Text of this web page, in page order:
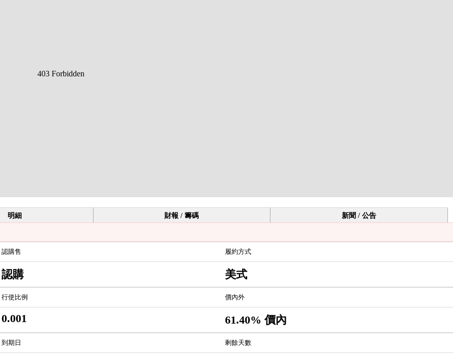
明細 財報 / 籌碼 新聞 / 公告
認購售 履約方式
認購 美式
行使比例 價內外
0.001 61.40% 價內
到期日 剩餘天數